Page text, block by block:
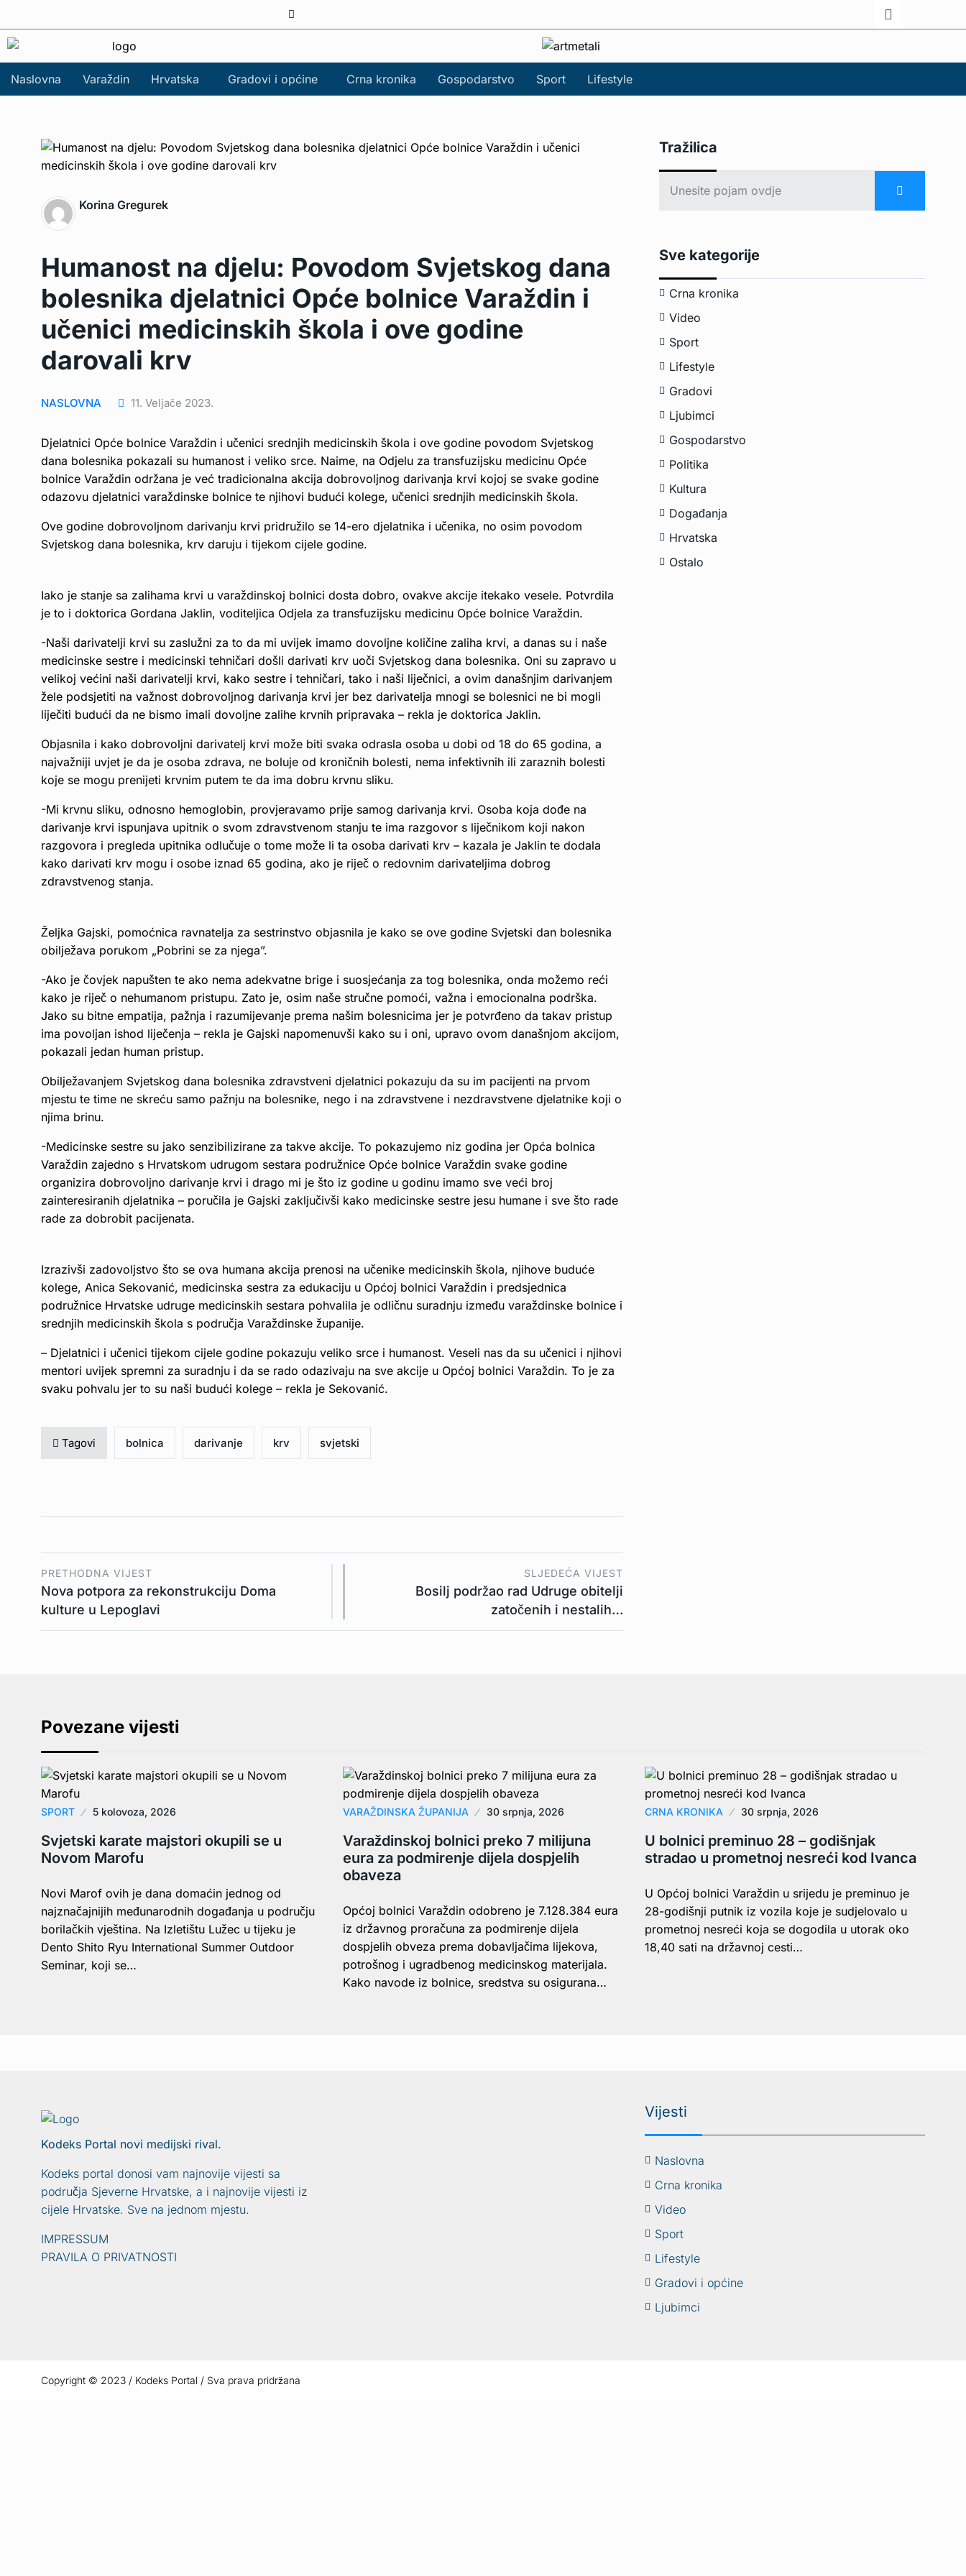
Naslovna Varaždin Hrvatska Gradovi i općine Crna kronika Gospodarstvo Sport Lifestyle
Korina Gregurek
Humanost na djelu: Povodom Svjetskog dana
bolesnika djelatnici Opće bolnice Varaždin i
učenici medicinskih škola i ove godine
darovali krv
NASLOVNA 11. Veljače 2023.
Djelatnici Opće bolnice Varaždin i učenici srednjih medicinskih škola i ove godine povodom Svjetskog
dana bolesnika pokazali su humanost i veliko srce. Naime, na Odjelu za transfuzijsku medicinu Opće
bolnice Varaždin održana je već tradicionalna akcija dobrovoljnog darivanja krvi kojoj se svake godine
odazovu djelatnici varaždinske bolnice te njihovi budući kolege, učenici srednjih medicinskih škola.
Ove godine dobrovoljnom darivanju krvi pridružilo se 14-ero djelatnika i učenika, no osim povodom
Svjetskog dana bolesnika, krv daruju i tijekom cijele godine.
Iako je stanje sa zalihama krvi u varaždinskoj bolnici dosta dobro, ovakve akcije itekako vesele. Potvrdila
je to i doktorica Gordana Jaklin, voditeljica Odjela za transfuzijsku medicinu Opće bolnice Varaždin.
-Naši darivatelji krvi su zaslužni za to da mi uvijek imamo dovoljne količine zaliha krvi, a danas su i naše
medicinske sestre i medicinski tehničari došli darivati krv uoči Svjetskog dana bolesnika. Oni su zapravo u
velikoj većini naši darivatelji krvi, kako sestre i tehničari, tako i naši liječnici, a ovim današnjim darivanjem
žele podsjetiti na važnost dobrovoljnog darivanja krvi jer bez darivatelja mnogi se bolesnici ne bi mogli
liječiti budući da ne bismo imali dovoljne zalihe krvnih pripravaka – rekla je doktorica Jaklin.
Objasnila i kako dobrovoljni darivatelj krvi može biti svaka odrasla osoba u dobi od 18 do 65 godina, a
najvažniji uvjet je da je osoba zdrava, ne boluje od kroničnih bolesti, nema infektivnih ili zaraznih bolesti
koje se mogu prenijeti krvnim putem te da ima dobru krvnu sliku.
-Mi krvnu sliku, odnosno hemoglobin, provjeravamo prije samog darivanja krvi. Osoba koja dođe na
darivanje krvi ispunjava upitnik o svom zdravstvenom stanju te ima razgovor s liječnikom koji nakon
razgovora i pregleda upitnika odlučuje o tome može li ta osoba darivati krv – kazala je Jaklin te dodala
kako darivati krv mogu i osobe iznad 65 godina, ako je riječ o redovnim darivateljima dobrog
zdravstvenog stanja.
Željka Gajski, pomoćnica ravnatelja za sestrinstvo objasnila je kako se ove godine Svjetski dan bolesnika
obilježava porukom „Pobrini se za njega”.
-Ako je čovjek napušten te ako nema adekvatne brige i suosjećanja za tog bolesnika, onda možemo reći
kako je riječ o nehumanom pristupu. Zato je, osim naše stručne pomoći, važna i emocionalna podrška.
Jako su bitne empatija, pažnja i razumijevanje prema našim bolesnicima jer je potvrđeno da takav pristup
ima povoljan ishod liječenja – rekla je Gajski napomenuvši kako su i oni, upravo ovom današnjom akcijom,
pokazali jedan human pristup.
Obilježavanjem Svjetskog dana bolesnika zdravstveni djelatnici pokazuju da su im pacijenti na prvom
mjestu te time ne skreću samo pažnju na bolesnike, nego i na zdravstvene i nezdravstvene djelatnike koji o
njima brinu.
-Medicinske sestre su jako senzibilizirane za takve akcije. To pokazujemo niz godina jer Opća bolnica
Varaždin zajedno s Hrvatskom udrugom sestara podružnice Opće bolnice Varaždin svake godine
organizira dobrovoljno darivanje krvi i drago mi je što iz godine u godinu imamo sve veći broj
zainteresiranih djelatnika – poručila je Gajski zaključivši kako medicinske sestre jesu humane i sve što rade
rade za dobrobit pacijenata.
Izrazivši zadovoljstvo što se ova humana akcija prenosi na učenike medicinskih škola, njihove buduće
kolege, Anica Sekovanić, medicinska sestra za edukaciju u Općoj bolnici Varaždin i predsjednica
podružnice Hrvatske udruge medicinskih sestara pohvalila je odličnu suradnju između varaždinske bolnice i
srednjih medicinskih škola s područja Varaždinske županije.
– Djelatnici i učenici tijekom cijele godine pokazuju veliko srce i humanost. Veseli nas da su učenici i njihovi
mentori uvijek spremni za suradnju i da se rado odazivaju na sve akcije u Općoj bolnici Varaždin. To je za
svaku pohvalu jer to su naši budući kolege – rekla je Sekovanić.
Tagovi bolnica darivanje krv svjetski
PRETHODNA VIJEST
Nova potpora za rekonstrukciju Doma
kulture u Lepoglavi
SLJEDEĆA VIJEST
Bosilj podržao rad Udruge obitelji
zatočenih i nestalih…
Tražilica
Sve kategorije
Crna kronika
Video
Sport
Lifestyle
Gradovi
Ljubimci
Gospodarstvo
Politika
Kultura
Događanja
Hrvatska
Ostalo
Povezane vijesti
SPORT 5 kolovoza, 2026
Svjetski karate majstori okupili se u
Novom Marofu
Novi Marof ovih je dana domaćin jednog od
najznačajnijih međunarodnih događanja u području
borilačkih vještina. Na Izletištu Lužec u tijeku je
Dento Shito Ryu International Summer Outdoor
Seminar, koji se…
VARAŽDINSKA ŽUPANIJA 30 srpnja, 2026
Varaždinskoj bolnici preko 7 milijuna
eura za podmirenje dijela dospjelih
obaveza
Općoj bolnici Varaždin odobreno je 7.128.384 eura
iz državnog proračuna za podmirenje dijela
dospjelih obveza prema dobavljačima lijekova,
potrošnog i ugradbenog medicinskog materijala.
Kako navode iz bolnice, sredstva su osigurana…
CRNA KRONIKA 30 srpnja, 2026
U bolnici preminuo 28 – godišnjak
stradao u prometnoj nesreći kod Ivanca
U Općoj bolnici Varaždin u srijedu je preminuo je
28-godišnji putnik iz vozila koje je sudjelovalo u
prometnoj nesreći koja se dogodila u utorak oko
18,40 sati na državnoj cesti…
Kodeks Portal novi medijski rival.
Kodeks portal donosi vam najnovije vijesti sa
područja Sjeverne Hrvatske, a i najnovije vijesti iz
cijele Hrvatske. Sve na jednom mjestu.
IMPRESSUM
PRAVILA O PRIVATNOSTI
Vijesti
Naslovna
Crna kronika
Video
Sport
Lifestyle
Gradovi i općine
Ljubimci
Copyright © 2023 / Kodeks Portal / Sva prava pridržana